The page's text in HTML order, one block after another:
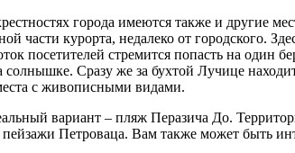
города имеются также и другие
части курорта, недалеко от городского.
посетителей стремится попасть на один
Сразу же за бухтой Лучице
с живописными видами.
вариант – пляж Перазича До.
Петроваца. Вам также может быть